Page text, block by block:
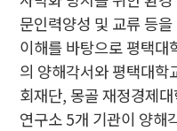
문인력양성 및 교류 등
이해를 바탕으로 평택대
의 양해각서와 평택대
회재단, 몽골 재정경제
연구소 5개 기관이 양해